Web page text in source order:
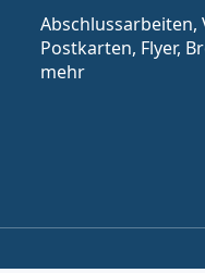
Abschlussarbeiten,
Postkarten, Flyer,
mehr